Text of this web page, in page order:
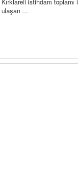
ulaşan ...